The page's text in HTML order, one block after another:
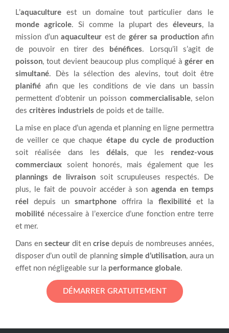
L’aquaculture est un domaine tout particulier dans le
monde agricole. Si comme la plupart des éleveurs, la
mission d’un aquaculteur est de gérer sa productionafin
de pouvoir en tirer des bénéfices. Lorsqu’il s’agit de
poisson, tout devient beaucoup plus compliqué àgérer en
simultané. Dès la sélection des alevins, tout doit être
planifié afin que les conditions de vie dans un bassin
permettent d’obtenir un poisson commercialisable, selon
des critères industriels de poids et de taille.
La mise en place d’un agenda et planning en ligne permettra
de veiller ce que chaque étape du cycle de production
soit réalisée dans lesdélais, que les rendez-vous
commerciaux soient honorés, mais également que les
plannings de livraisonsoit scrupuleuses respectés. De
plus, le fait de pouvoir accéder à son agenda en temps
réel
depuis un smartphoneoffrira la flexibilitéet la
mobilité nécessaire à l’exercice d’une fonction entre terre
et mer.
Dans en secteur dit en crise depuis de nombreuses années,
disposer d’un outil de planning simple d’utilisation, aura un
effet non négligeable sur la performance globale.
DÉMARRER GRATUITEMENT